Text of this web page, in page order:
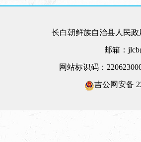
长白朝鲜族自治县人民
邮箱：
网站标识码：
吉公网安备